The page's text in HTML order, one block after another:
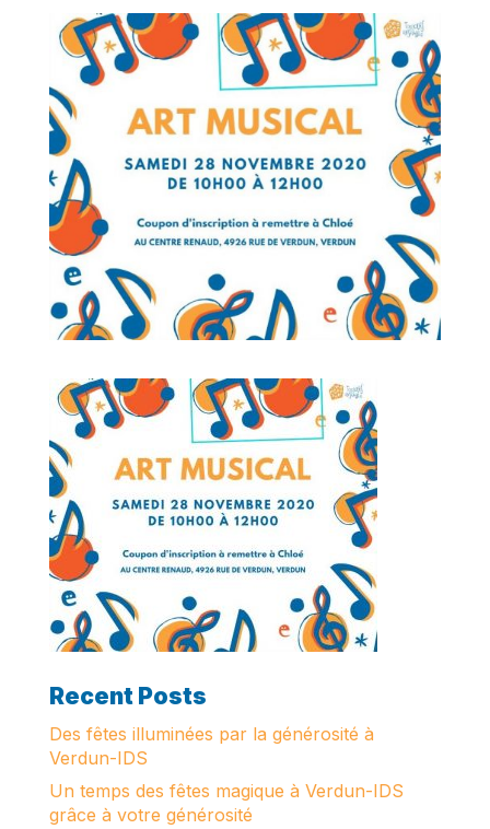
Recent Posts
Des fêtes illuminées par la générosité à
Verdun-IDS
Un temps des fêtes magique à Verdun-IDS
grâce à votre générosité